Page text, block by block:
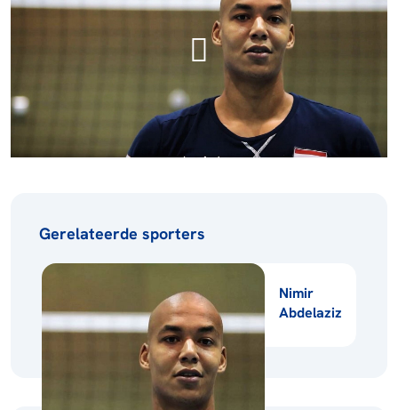
Gerelateerde sporters
Nimir
Abdelaziz